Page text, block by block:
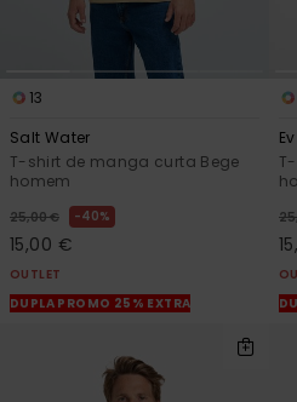
13
Salt Water
T-shirt de manga curta Bege
homem
25,00 € 40%
15,00 €
OUTLET
DUPLA PROMO 25% EXTRA